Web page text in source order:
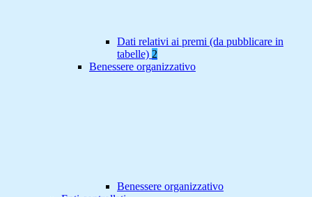
Dati relativi ai premi (da pubblicare in
tabelle) 2
Benessere organizzativo
Benessere organizzativo